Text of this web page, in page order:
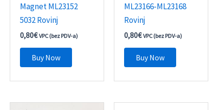
Magnet ML23152
5032 Rovinj
0,80€ VPC (bez PDV-a)
Buy Now
ML23166-ML23168
Rovinj
0,80€ VPC (bez PDV-a)
Buy Now